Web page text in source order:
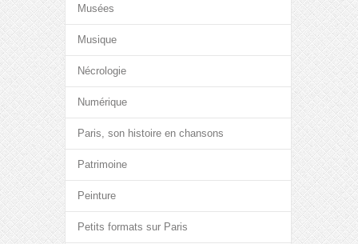
Musées
Musique
Nécrologie
Numérique
Paris, son histoire en chansons
Patrimoine
Peinture
Petits formats sur Paris